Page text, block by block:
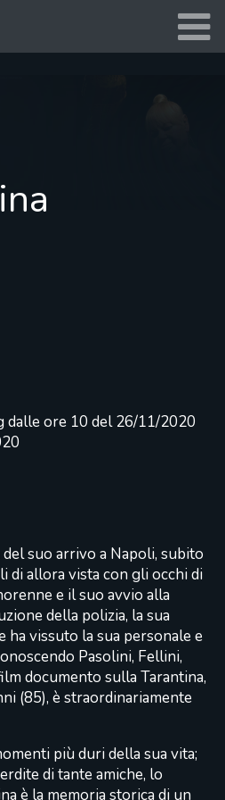
dalle ore 10 del 26/11/2020
del suo arrivo a Napoli, subito
di allora vista con gli occhi di
e il suo avvio alla
della polizia, la sua
ha vissuto la sua personale e
Pasolini, Fellini,
documento sulla Tarantina,
(85), è straordinariamente
più duri della sua vita;
di tante amiche, lo
è la memoria storica di un